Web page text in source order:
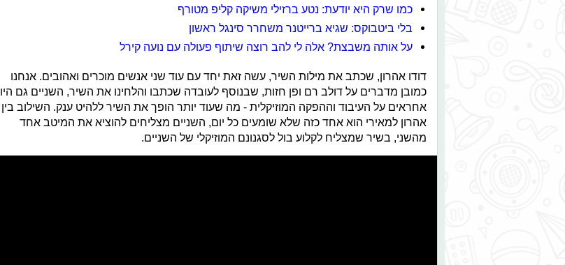
כמו שרק היא יודעת: נטע ברזילי משיקה קליפ מטורף
בלי ביטבוקס: שגיא ברייטנר משחרר סינגל ראשון
על אותה משבצת? אלה לי להב רוצה שיתוף פעולה עם נועה קירל
דודו אהרון, שכתב את מילות השיר, עשה זאת יחד עם עוד שני אנשים מוכרים ואהובים. אנחנו
כמובן מדברים על דולב רם ופן חזות, שבנוסף לעובדה שכתבו והלחינו את השיר, השניים גם היו
אחראים על העיבוד וההפקה המוזיקלית - מה שעוד יותר הופך את השיר ללהיט ענק. השילוב בין
אהרון למאירי הוא אחד כזה שלא שומעים כל יום, השניים מצליחים להוציא את המיטב אחד
מהשני, בשיר שמצליח לקלוע בול לסגנונם המוזיקלי של השניים.